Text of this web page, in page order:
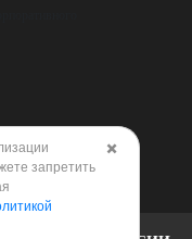
✖️
запретить